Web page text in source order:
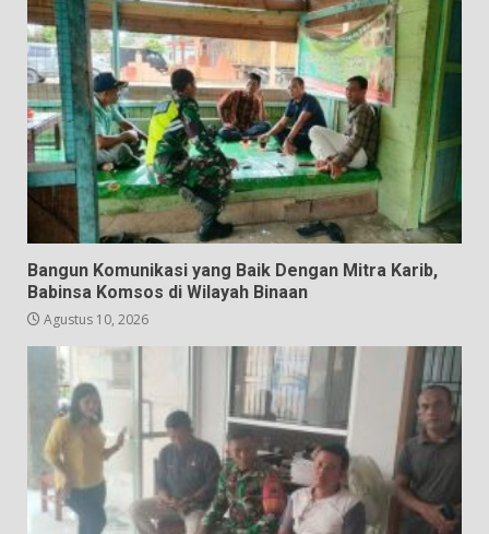
Bangun Komunikasi yang Baik Dengan Mitra Karib,
Babinsa Komsos di Wilayah Binaan
Agustus 10, 2026